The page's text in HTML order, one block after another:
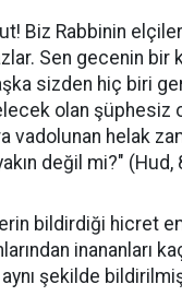
Biz Rabbinin
Sen gecenin bir
sizden hiç biri
olan şüphesiz
vadolunan helak
değil mi?" (Hud,
bildirdiği hicret
inananları
şekilde